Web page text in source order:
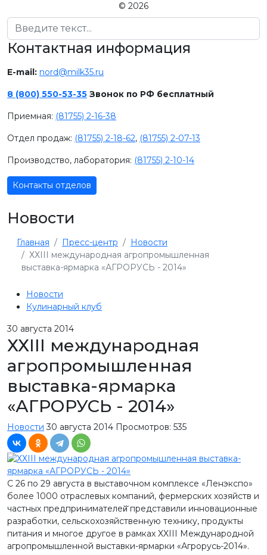
© 2026
Поиск
Контактная информация
E-mail: nord@milk35.ru
8 (800) 550-53-35 Звонок по РФ бесплатный
Приемная: (81755) 2-16-38
Отдел продаж: (81755) 2-18-62, (81755) 2-07-13
Производство, лаборатория: (81755) 2-10-14
Контакты отделов
Новости
Главная Пресс-центр
Новости
ХХIII международная агропромышленная
выставка-ярмарка «АГРОРУСЬ - 2014»
Новости
Кулинарный клуб
30 августа 2014
ХХIII международная
агропромышленная
выставка-ярмарка
«АГРОРУСЬ - 2014»
Новости 30 августа 2014 Просмотров: 535
С 26 по 29 августа в выставочном комплексе «Ленэкспо»
более 1000 отраслевых компаний, фермерских хозяйств и
частных предпринимателей̆ представили инновационные
разработки, сельскохозяйственную технику, продукты
питания и многое другое в рамках XXIII Международной
агропромышленной выставки-ярмарки «Агрорусь-2014».